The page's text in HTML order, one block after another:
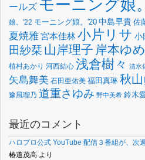
ールズ モーニング娘。
娘。'22 モーニング娘。'20 中島早貴 佐
夏焼雅宮本佳林小片リサ 小
田紗栞 山岸理子 岸本ゆ
植村あかり 河西結心 浅倉樹々 清水
矢島舞美 石田亜佑美 福田真琳 秋
豫風瑠乃 道重さゆみ 野中美希 鈴木
最近のコメント
ハロプロ公式 YouTube 配信３番組が、次
椿道茂高 より